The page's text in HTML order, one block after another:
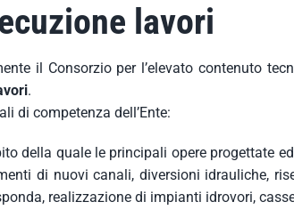
lavori
il Consorzio per l’elevato contenuto
.
di competenza dell’Ente:
della quale le principali opere progettate
di nuovi canali, diversioni idrauliche,
realizzazione di impianti idrovori,